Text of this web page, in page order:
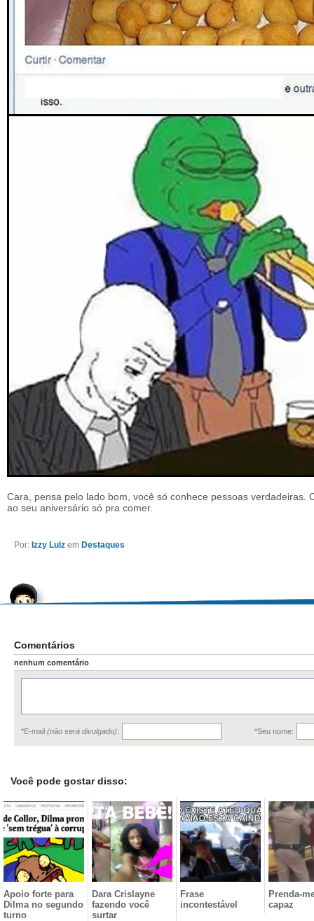
Cara, pensa pelo lado bom, você só conhece pessoas verdadeiras.
ao seu aniversário só pra comer.
Por: Izzy Lulz em Destaques
Comentários
nenhum comentário
*E-mail (não será divulgado): *Seu nome:
Você pode gostar disso:
Apoio forte para
Dilma no segundo
turno
Dara Crislayne
fazendo você
surtar
Frase
incontestável
Prenda-
capaz